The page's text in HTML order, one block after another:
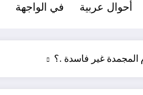
أحوال عربية في الواجهة
المجمدة غير فاسدة .؟